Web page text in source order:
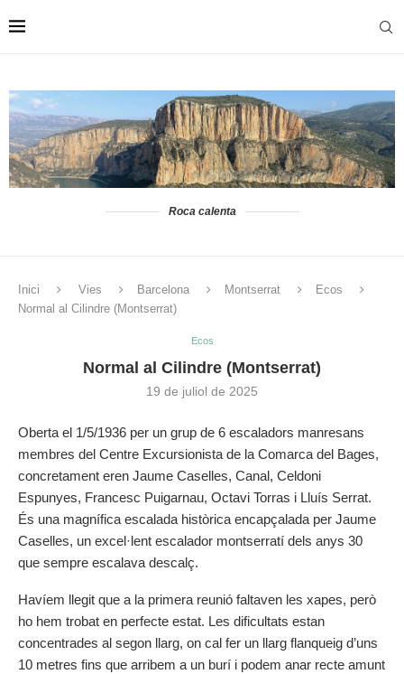
Roca calenta
Inici Vies Barcelona Montserrat
Ecos
Normal al Cilindre (Montserrat)
Ecos
Normal al Cilindre (Montserrat)
19 de juliol de 2025
Oberta el 1/5/1936 per un grup de 6 escaladors manresans
membres del Centre Excursionista de la Comarca del Bages,
concretament eren Jaume Caselles, Canal, Celdoni
Espunyes, Francesc Puigarnau, Octavi Torras i Lluís Serrat.
És una magnífica escalada històrica encapçalada per Jaume
Caselles, un excel·lent escalador montserratí dels anys 30
que sempre escalava descalç.
Havíem llegit que a la primera reunió faltaven les xapes, però
ho hem trobat en perfecte estat. Les dificultats estan
concentrades al segon llarg, on cal fer un llarg flanqueig d’uns
10 metres fins que arribem a un burí i podem anar recte amunt